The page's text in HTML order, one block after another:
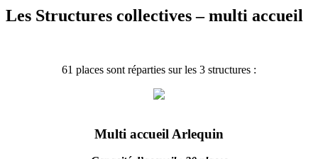
Les Structures collectives – multi accueil
61 places sont réparties sur les 3 structures :
Multi accueil Arlequin